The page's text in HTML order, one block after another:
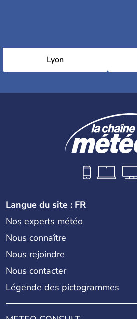
Lyon
Langue du site : FR
Nos experts météo
Nous connaître
Nous rejoindre
Nous contacter
Légende des pictogrammes